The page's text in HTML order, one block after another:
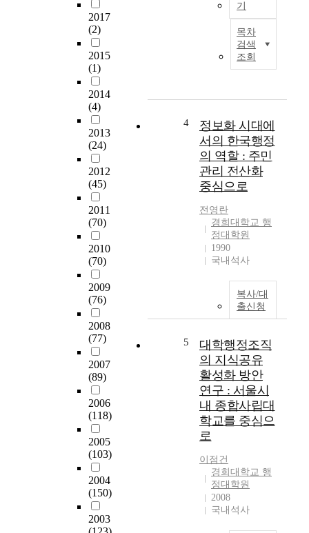
2017
(2)
2015
(1)
2014
(4)
2013
(24)
2012
(45)
2011
(70)
2010
(70)
2009
(76)
2008
(77)
2007
(89)
2006
(118)
2005
(103)
2004
(150)
2003
기
목차
검색
조회
4
정보화 시대에
서의 한국행정
의 역할 : 주민
관리 전산화
중심으로
전영란
경희대학교 행
정대학원
1990
국내석사
복사/대
출신청
5
대학행정조직
의 지식공유
활성화 방안
연구 : 서울시
내 종합사립대
학교를 중심으
로
이점건
경희대학교 행
정대학원
2008
국내석사